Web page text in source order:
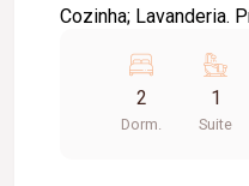
Cozinha; Lavanderia. Prédio: Portões eletrônicos;
elevadores. Piso cerâmica; Bancadas granito;
Esquadrias alumínio. Metragem privativa:
61,52m². Metragem
2
Dorm.
1
Suite